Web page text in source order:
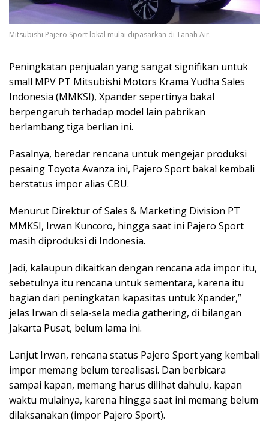
Mitsubishi Pajero Sport lokal mulai dipasarkan di Tanah Air.
Peningkatan penjualan yang sangat signifikan untuk
small MPV PT Mitsubishi Motors Krama Yudha Sales
Indonesia (MMKSI), Xpander sepertinya bakal
berpengaruh terhadap model lain pabrikan
berlambang tiga berlian ini.
Pasalnya, beredar rencana untuk mengejar produksi
pesaing Toyota Avanza ini, Pajero Sport bakal kembali
berstatus impor alias CBU.
Menurut Direktur of Sales & Marketing Division PT
MMKSI, Irwan Kuncoro, hingga saat ini Pajero Sport
masih diproduksi di Indonesia.
Jadi, kalaupun dikaitkan dengan rencana ada impor itu,
sebetulnya itu rencana untuk sementara, karena itu
bagian dari peningkatan kapasitas untuk Xpander,”
jelas Irwan di sela-sela media gathering, di bilangan
Jakarta Pusat, belum lama ini.
Lanjut Irwan, rencana status Pajero Sport yang kembali
impor memang belum terealisasi. Dan berbicara
sampai kapan, memang harus dilihat dahulu, kapan
waktu mulainya, karena hingga saat ini memang belum
dilaksanakan (impor Pajero Sport).